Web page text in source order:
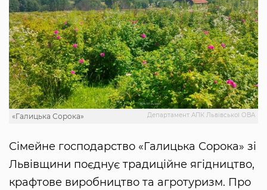
Департамент АПК Львівської ОВА
«Галицька Сорока»
Сімейне господарство «Галицька Сорока» зі
Львівщини поєднує традиційне ягідництво,
крафтове виробництво та агротуризм. Про